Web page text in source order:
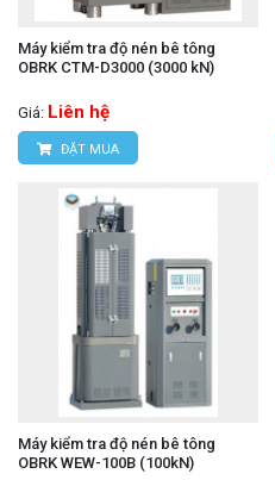
Máy kiểm tra độ nén bê tông
OBRK CTM-D3000 (3000 kN)
Giá: Liên hệ
ĐẶT MUA
Máy kiểm tra độ nén bê tông
OBRK WEW-100B (100kN)